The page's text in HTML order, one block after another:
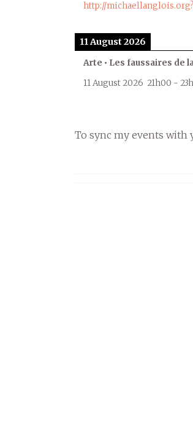
http://
11 August 2026
Arte • Les faussaires de
11 August 2026 21h00 -
To sync my events with